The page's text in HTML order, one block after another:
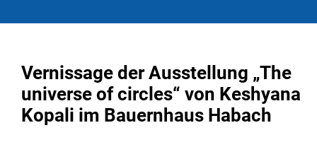
Vernissage der Ausstellung „The
universe of circles“ von Keshyana
Kopali im Bauernhaus Habach